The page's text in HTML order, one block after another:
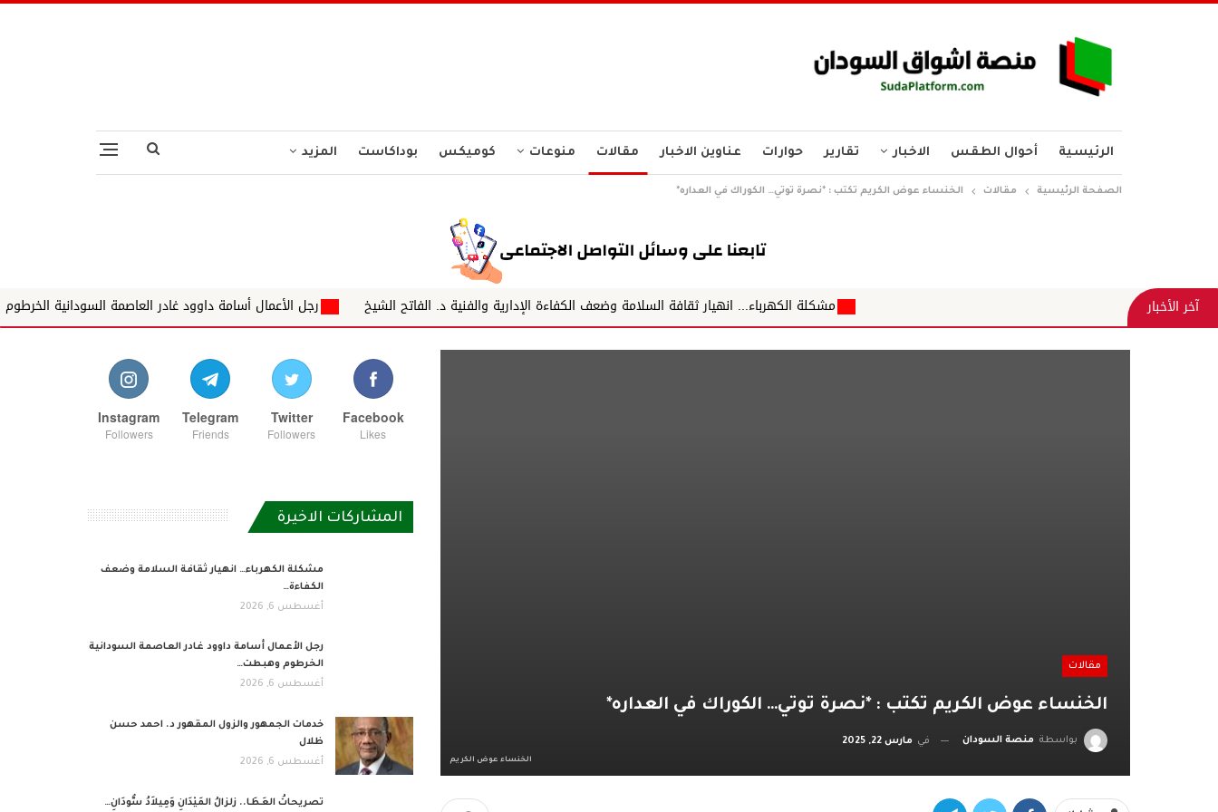
الرئيسية أحوال الطقس الاخبار تقارير حوارات عناوين الاخبار مقالات منوعات كوميكس بوداكاست المزيد
الصفحة الرئيسية مقالات الخنساء عوض الكريم تكتب : *نصرة توتي… الكوراك في العداره*
آخر الأخبار مشكلة الكهرباء... انهيار ثقافة السلامة وضعف الكفاءة الإدارية والفنية د. الفاتح الشيخ رجل الأعمال أسامة داوود غادر العاصمة السودانية الخرطوم وهبطت
مقالات
الخنساء عوض الكريم تكتب : *نصرة توتي… الكوراك في العداره*
بواسطة منصة السودان في مارس 22, 2025
الخنساء عوض الكريم
Facebook
Likes
Twitter
Followers
Telegram
Friends
Instagram
Followers
المشاركات الاخيرة
مشكلة الكهرباء… انهيار ثقافة السلامة وضعف
الكفاءة…
أغسطس 6, 2026
رجل الأعمال أسامة داوود غادر العاصمة السودانية
الخرطوم وهبطت…
أغسطس 6, 2026
خدمات الجمهور والزول المقهور د. احمد حسن
ظلال
أغسطس 6, 2026
تصريحاتُ العَطَا.. زلزالُ المَيْدَانِ وَمِيلاَدُ سُّودَانِ…